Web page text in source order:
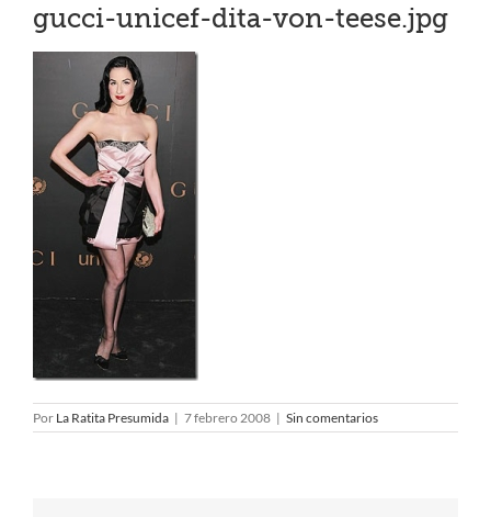
gucci-unicef-dita-von-teese.jpg
Por La Ratita Presumida | 7 febrero 2008 | Sin comentarios